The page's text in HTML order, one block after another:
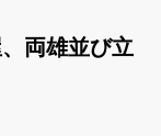
両雄並び立